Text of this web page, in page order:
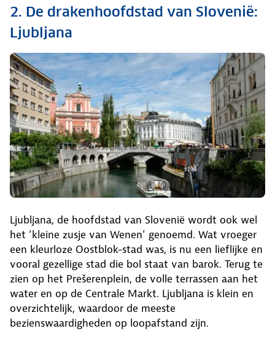
2. De drakenhoofdstad van Slovenië:
Ljubljana
Ljubljana, de hoofdstad van Slovenië wordt ook wel
het ‘kleine zusje van Wenen’ genoemd. Wat vroeger
een kleurloze Oostblok-stad was, is nu een lieflijke en
vooral gezellige stad die bol staat van barok. Terug te
zien op het Prešerenplein, de volle terrassen aan het
water en op de Centrale Markt. Ljubljana is klein en
overzichtelijk, waardoor de meeste
bezienswaardigheden op loopafstand zijn.